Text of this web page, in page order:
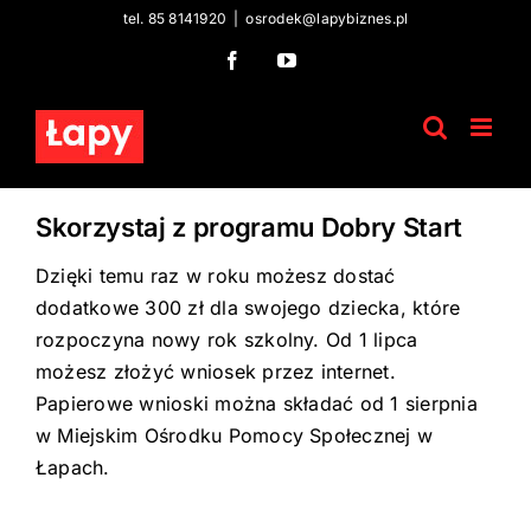
tel. 85 8141920 osrodek@lapybiznes.pl
FacebookYouTube
Skorzystaj z programu Dobry Start
Dzięki temu raz w roku możesz dostać
dodatkowe 300 zł dla swojego dziecka, które
rozpoczyna nowy rok szkolny. Od 1 lipca
możesz złożyć wniosek przez internet.
Papierowe wnioski można składać od 1 sierpnia
w Miejskim Ośrodku Pomocy Społecznej w
Łapach.